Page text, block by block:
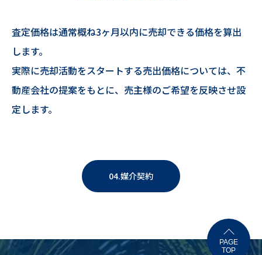
査定価格は通常概ね3ヶ月以内に売却できる価格を算出
します。
実際に売却活動をスタートする売出価格については、不
動産会社の提案をもとに、売主様のご希望を反映させ設
定します。
04.媒介契約
PAGE
TOP